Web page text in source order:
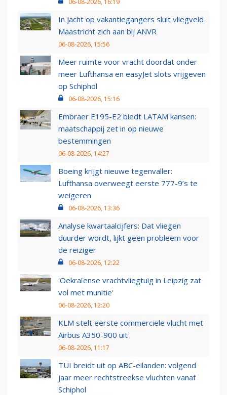
06-08-2026, 16:19
In jacht op vakantiegangers sluit vliegveld
Maastricht zich aan bij ANVR
06-08-2026, 15:56
Meer ruimte voor vracht doordat onder
meer Lufthansa en easyJet slots vrijgeven
op Schiphol
06-08-2026, 15:16
Embraer E195-E2 biedt LATAM kansen:
maatschappij zet in op nieuwe
bestemmingen
06-08-2026, 14:27
Boeing krijgt nieuwe tegenvaller:
Lufthansa overweegt eerste 777-9’s te
weigeren
06-08-2026, 13:36
Analyse kwartaalcijfers: Dat vliegen
duurder wordt, lijkt geen probleem voor
de reiziger
06-08-2026, 12:22
'Oekraïense vrachtvliegtuig in Leipzig zat
vol met munitie'
06-08-2026, 12:20
KLM stelt eerste commerciële vlucht met
Airbus A350-900 uit
06-08-2026, 11:17
TUI breidt uit op ABC-eilanden: volgend
jaar meer rechtstreekse vluchten vanaf
Schiphol